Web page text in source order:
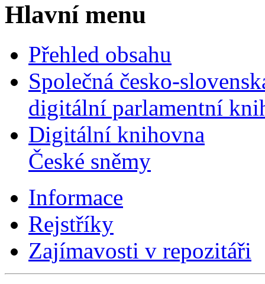
Hlavní menu
Přehled obsahu
Společná česko-
digitální parlamentní
Digitální knihovna
České sněmy
Informace
Rejstříky
Zajímavosti v repozitáři